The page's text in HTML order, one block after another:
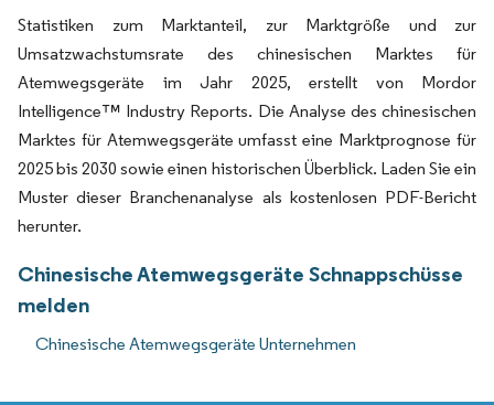
Statistiken zum Marktanteil, zur Marktgröße und zur
Umsatzwachstumsrate des chinesischen Marktes für
Atemwegsgeräte im Jahr 2025, erstellt von Mordor
Intelligence™ Industry Reports. Die Analyse des chinesischen
Marktes für Atemwegsgeräte umfasst eine Marktprognose für
2025 bis 2030 sowie einen historischen Überblick. Laden Sie ein
Muster dieser Branchenanalyse als kostenlosen PDF-Bericht
herunter.
Chinesische Atemwegsgeräte Schnappschüsse
melden
Chinesische Atemwegsgeräte Unternehmen